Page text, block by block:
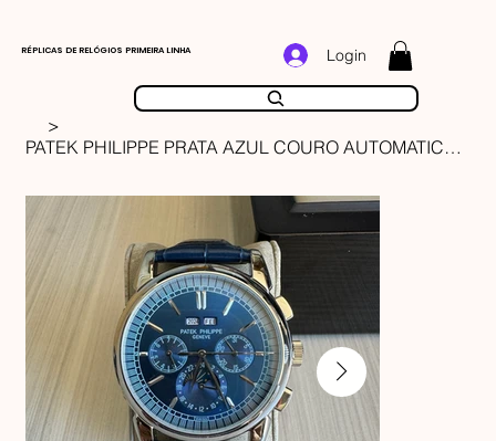
RÉPLICAS DE RELÓGIOS PRIMEIRA LINHA Login
>
PATEK PHILIPPE PRATA AZUL COURO AUTOMATICO 43MM